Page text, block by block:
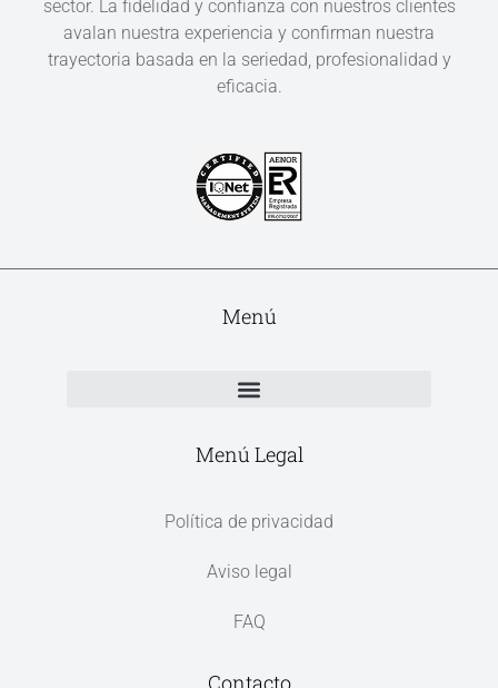
sector. La fidelidad y confianza con nuestros clientes
avalan nuestra experiencia y confirman nuestra
trayectoria basada en la seriedad, profesionalidad y
eficacia.
Menú
Menú Legal
Política de privacidad
Aviso legal
FAQ